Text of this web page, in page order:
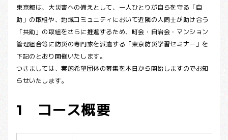
東京都は、大災害への備えとして、一人ひとりが自らを守る「自
助」の取組や、地域コミュニティにおいて近隣の人同士が助け合う
「共助」の取組をさらに推進するため、町会・自治会・マンション
管理組合等に防災の専門家を派遣する「東京防災学習セミナー」を
下記のとおり開催いたします。
つきましては、実施希望団体の募集を本日から開始しますのでお知
らせいたします。
1 コース概要